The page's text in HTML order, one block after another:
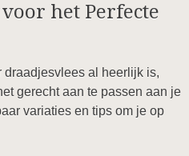
het Perfecte
draadjesvlees al heerlijk is,
gerecht aan te passen aan je
variaties en tips om je op